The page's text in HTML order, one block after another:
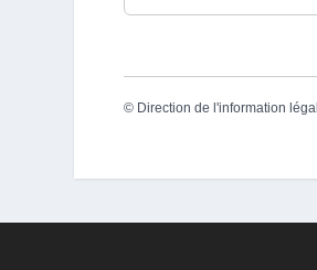
© Direction de l'information